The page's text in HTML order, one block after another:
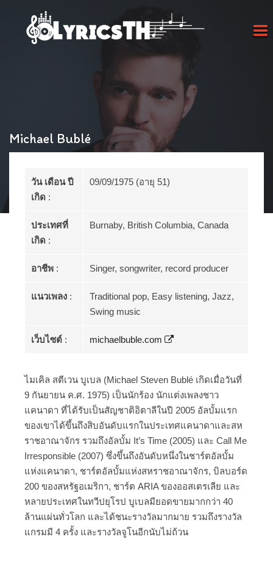
Michael Bublé
วัน เดือน ปี
เกิด :
09/09/1975 (อายุ 51)
ประเทศที่
เกิด :
Burnaby, British Columbia, Canada
อาชีพ : Singer, songwriter, record producer
แนวเพลง :
Traditional pop, Easy listening, Jazz,
Swing music
เว็บไซต์ : michaelbuble.com
ไมเคิล สตีเวน บูเบล (Michael Steven Bublé เกิดเมื่อวันที่
9 กันยายน ค.ศ. 1975) เป็นนักร้อง นักแต่งเพลงชาว
แคนาดา ที่ได้รับเป็นสัญชาติอิตาลีในปี 2005 อัลบั้มแรก
ของเขาได้ขึ้นถึงสิบอันดับแรกในประเทศแคนาดาและสห
ราชอาณาจักร รวมถึงอัลบั้ม It’s Time (2005) และ Call Me
Irresponsible (2007) ซึ่งขึ้นถึงอันดับหนึ่งในชาร์ตอัลบั้ม
แห่งแคนาดา, ชาร์ตอัลบั้มแห่งสหราชอาณาจักร, บิลบอร์ด
200 ของสหรัฐอเมริกา, ชาร์ต ARIA ของออสเตรเลีย และ
หลายประเทศในทวีปยุโรป บูเบลมียอดขายมากกว่า 40
ล้านแผ่นทั่วโลก และได้ชนะรางวัลมากมาย รวมถึงรางวัล
แกรมมี 4 ครั้ง และรางวัลจูโนอีกนับไม่ถ้วน